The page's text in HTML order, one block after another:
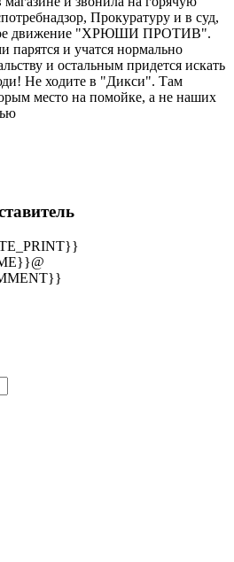
Прокуратуру и в суд,
движение "ХРЮШИ ПРОТИВ".
парятся и учатся нормально
и остальным придется искать
Не ходите в "Дикси". Там
место на помойке, а не наших